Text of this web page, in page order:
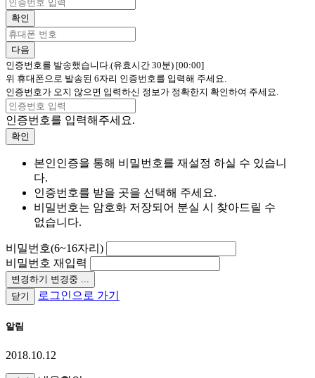
확인
다음
인증번호를 발송했습니다.(유효시간 30분) [00:00]
위 휴대폰으로 발송된 6자리 인증번호를 입력해 주세요.
인증번호가 오지 않으면 입력하신 정보가 정확한지 확인하여 주세요.
인증번호를 입력해주세요.
확인
본인인증을 통해 비밀번호를 재설정 하실 수 있습니
다.
인증번호를 받을 곳을 선택해 주세요.
비밀번호는 암호화 저장되어 분실 시 찾아드릴 수
없습니다.
비밀번호(6~16자리)
비밀번호 재입력
변경하기 변경중 ...
닫기
로그인으로 가기
알림
2018.10.12